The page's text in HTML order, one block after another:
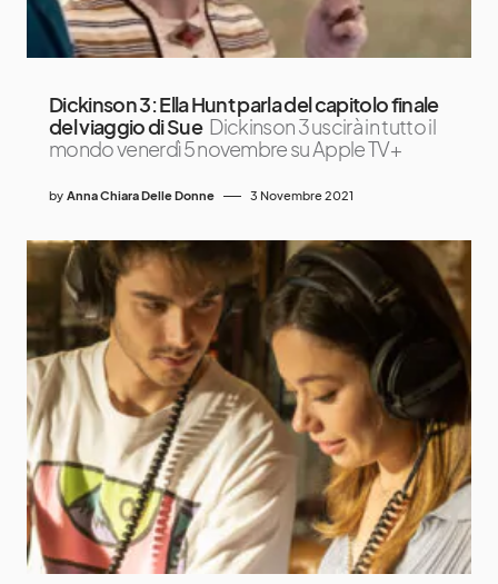
Dickinson 3: Ella Hunt parla del capitolo finale
del viaggio di Sue Dickinson 3 uscirà in tutto il
mondo venerdì 5 novembre su Apple TV+
by Anna Chiara Delle Donne 3 Novembre 2021